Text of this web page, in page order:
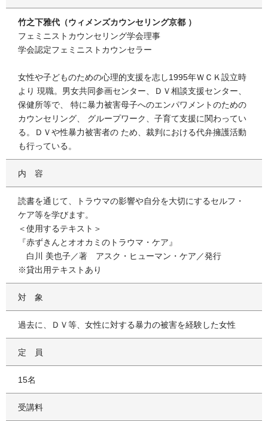
竹之下雅代（ウィメンズカウンセリング京都 ）
フェミニストカウンセリング学会理事
学会認定フェミニストカウンセラー
女性や子どものための心理的支援を志し1995年ＷＣＫ設立時
より 現職。男女共同参画センター、ＤＶ相談支援センター、
保健所等で、 特に暴力被害母子へのエンパワメントのための
カウンセリング、 グループワーク、子育て支援に関わってい
る。ＤＶや性暴力被害者の ため、裁判における代弁擁護活動
も行っている。
内容
読書を通じて、トラウマの影響や自分を大切にするセルフ・
ケア等を学びます。
＜使用するテキスト＞
『赤ずきんとオオカミのトラウマ・ケア』
白川 美也子／著 アスク・ヒューマン・ケア／発行
※貸出用テキストあり
対象
過去に、ＤＶ等、女性に対する暴力の被害を経験した女性
定員
15名
受講料